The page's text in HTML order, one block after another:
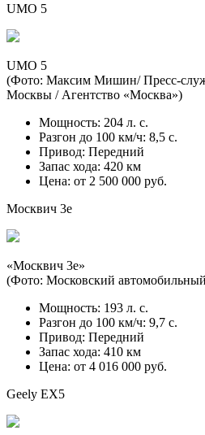
UMO 5
UMO 5
(Фото: Максим Мишин/ Пресс-
Москвы / Агентство «Москва»)
Мощность: 204 л. с.
Разгон до 100 км/ч: 8,5 с.
Привод: Передний
Запас хода: 420 км
Цена: от 2 500 000 руб.
Москвич 3е
«Москвич 3е»
(Фото: Московский
Мощность: 193 л. с.
Разгон до 100 км/ч: 9,7 с.
Привод: Передний
Запас хода: 410 км
Цена: от 4 016 000 руб.
Geely EX5